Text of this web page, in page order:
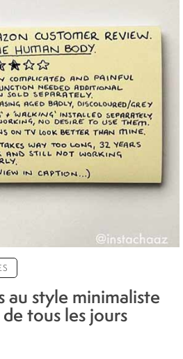
au style minimaliste
tous les jours